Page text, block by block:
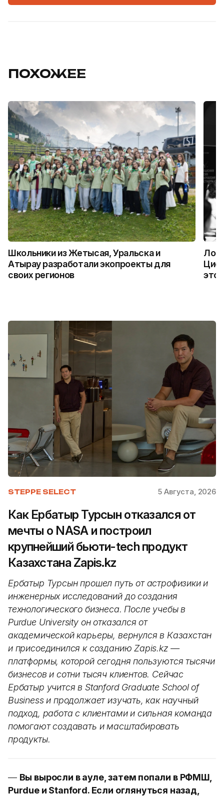
ПОХОЖЕЕ
Школьники из Жетысая, Уральска и
Атырау разработали экопроекты для
своих регионов
это
STEPPE SELECT 5 Августа, 2026
Как Ербатыр Турсын отказался от
мечты о NASA и построил
крупнейший бьюти-tech продукт
Казахстана Zapis.kz
Ербатыр Турсын прошел путь от астрофизики и
инженерных исследований до создания
технологического бизнеса. После учебы в
Purdue University он отказался от
академической карьеры, вернулся в Казахстан
и присоединился к созданию Zapis.kz —
платформы, которой сегодня пользуются тысячи
бизнесов и сотни тысяч клиентов. Сейчас
Ербатыр учится в Stanford Graduate School of
Business и продолжает изучать, как научный
подход, работа с клиентами и сильная команда
помогают создавать и масштабировать
продукты.
— Вы выросли в ауле, затем попали в РФМШ,
Purdue и Stanford. Если оглянуться назад,